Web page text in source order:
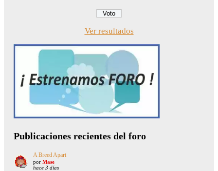
Ver resultados
Publicaciones recientes del foro
A Breed Apart
por Mase
hace 3 días